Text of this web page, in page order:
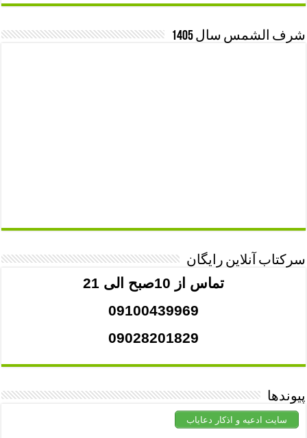
شرف الشمس سال 1405
سرکتاب آنلاین رایگان
تماس از 10صبح الی 21
09100439969
09028201829
پیوندها
سایت ادعیه و اذکار دعایاب